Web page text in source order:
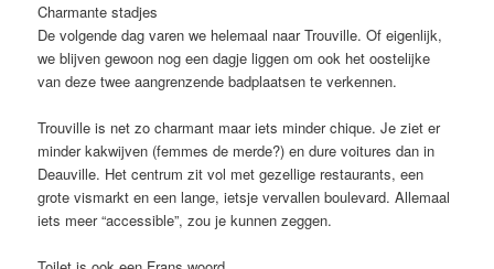
Charmante stadjes
De volgende dag varen we helemaal naar Trouville. Of eigenlijk,
we blijven gewoon nog een dagje liggen om ook het oostelijke
van deze twee aangrenzende badplaatsen te verkennen.
Trouville is net zo charmant maar iets minder chique. Je ziet er
minder kakwijven (femmes de merde?) en dure voitures dan in
Deauville. Het centrum zit vol met gezellige restaurants, een
grote vismarkt en een lange, ietsje vervallen boulevard. Allemaal
iets meer “accessible”, zou je kunnen zeggen.